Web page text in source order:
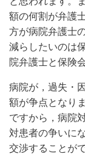
額の何割が弁護
方が病院弁護士
減らしたいのは
院弁護士と保険
病院が，過失・
額が争点となり
ですから，病院
対患者の争いに
交渉することが